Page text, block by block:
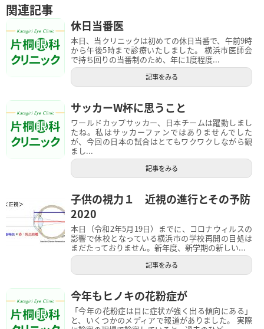
関連記事
休日当番医
本日、当クリニックは初めての休日当番で、午前9時
から午後5時まで診療いたしました。 横浜市医師会
で持ち回りの当番制のため、年に1度程度...
記事をみる
サッカーW杯に思うこと
ワールドカップサッカー、日本チームは躍動しまし
たね。私はサッカーファンではありませんでした
が、今回の日本の試合はとてもワクワクしながら観
まし...
記事をみる
子供の視力１ 近視の進行とその予防
2020
本日（令和2年5月19日）までに、コロナウィルスの
影響で休校となっている横浜市の学校再開の目処は
まだたっておりません。新年度、新学期の新しい...
記事をみる
今年もヒノキの花粉症が
「今年の花粉症は目に症状が強く出る傾向にある」
と、いくつかのメディアで報道がありました。 実際